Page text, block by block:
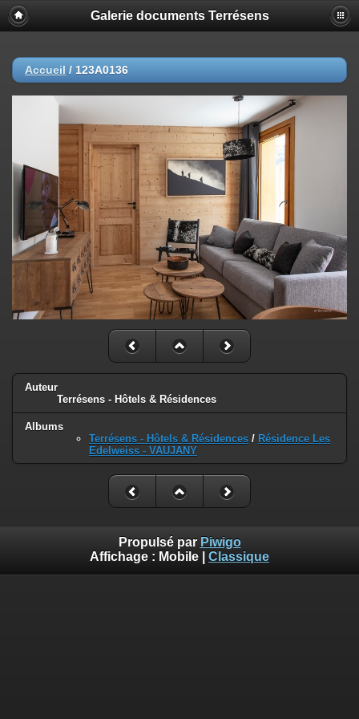
Galerie documents Terrésens
Accueil / 123A0136
Auteur
Terrésens - Hôtels & Résidences
Albums
Terrésens - Hôtels & Résidences / Résidence Les
Edelweiss - VAUJANY
Propulsé par Piwigo
Affichage : Mobile Classique